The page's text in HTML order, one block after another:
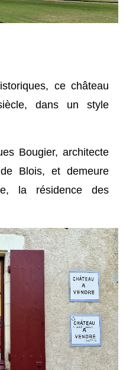
ce château
dans un style
Bougier, architecte
Blois, et demeure
la résidence des